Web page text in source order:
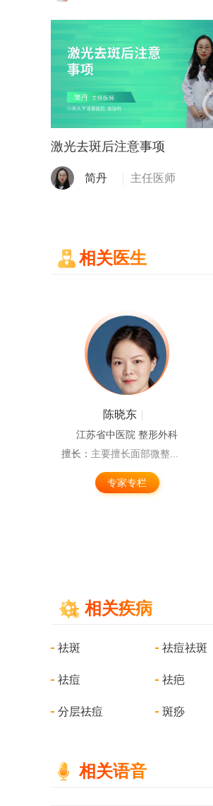
激光去斑后注意事项
简丹 主任医师
相关医生
陈晓东
江苏省中医院 整形外科
擅长： 主要擅长面部微整...
专家专栏
相关疾病
祛斑 祛痘祛斑
祛痘 祛疤
分层祛痘 斑痧
相关语音